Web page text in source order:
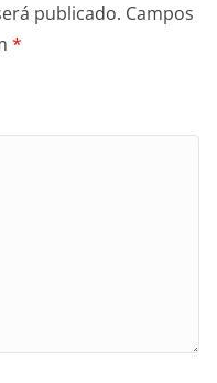
publicado. Campos
*